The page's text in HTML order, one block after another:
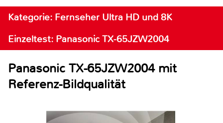
Kategorie: Fernseher Ultra HD und 8K
Einzeltest: Panasonic TX-65JZW2004
Panasonic TX-65JZW2004 mit
Referenz-Bildqualität